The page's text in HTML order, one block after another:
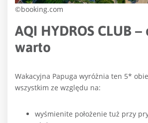
©booking.com
AQI HYDROS CLUB
warto
Wakacyjna Papuga wyróżnia ten 5*
wszystkim ze względu na:
wyśmienite położenie tuż przy